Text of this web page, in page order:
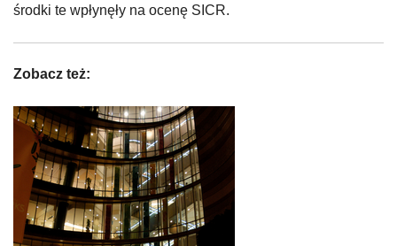
środki te wpłynęły na ocenę SICR.
Zobacz też: